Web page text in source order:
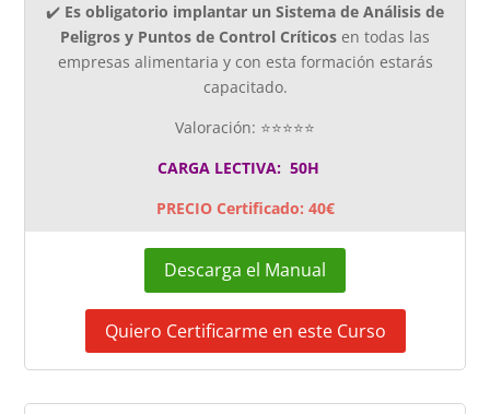
✔️ Es obligatorio implantar un Sistema de Análisis de
Peligros y Puntos de Control Críticos en todas las
empresas alimentaria y con esta formación estarás
capacitado.
Valoración: ⭐⭐⭐⭐⭐
CARGA LECTIVA: 50H
PRECIO Certificado: 40€
Descarga el Manual
Quiero Certificarme en este Curso